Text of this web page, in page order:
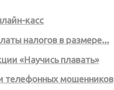
касс
налогов в размере...
«Научись плавать»
телефонных мошенников